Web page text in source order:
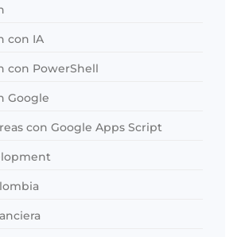
con IA
con PowerShell
Google
con Google Apps Script